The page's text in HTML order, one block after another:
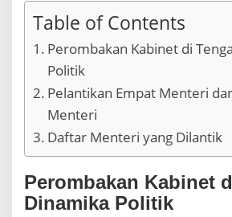
a
r
i
Table of Contents
Perombakan Kabinet di
Politik
Pelantikan Empat Menteri
Menteri
Daftar Menteri yang Dilantik
Perombakan Kabinet
Dinamika Politik